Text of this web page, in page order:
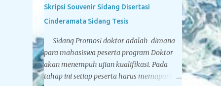
Skripsi Souvenir Sidang Disertasi
Cinderamata Sidang Tesis
Sidang Promosi doktor adalah dimana
para mahasiswa peserta program Doktor
akan menempuh ujian kualifikasi. Pada
tahap ini setiap peserta harus memaparkan